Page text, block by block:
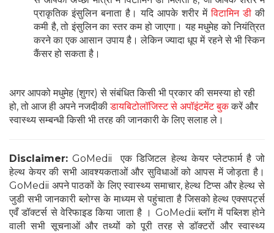
प्राकृतिक इंसुलिन बनाता है। यदि आपके शरीर मेंविटामिन डी की
कमी है, तो इंसुलिन का स्तर कम हो जाएगा। यह मधुमेह को नियंत्रित
करने का एक आसान उपाय है। लेकिन ज्यादा धूप में रहने से भी स्किन
कैंसर हो सकता है।
अगर आपको मधुमेह (शुगर) से संबंधित किसी भी प्रकार की समस्या हो रही
हो, तो आज ही अपने नजदीकीडायबिटोलॉजिस्ट से अपॉइंटमेंट बुककरें और
स्वास्थ्य सम्बन्धी किसी भी तरह की जानकारी के लिए सलाह ले।
Disclaimer: GoMedii एक डिजिटल हेल्थ केयर प्लेटफार्म है जो
हेल्थ केयर की सभी आवश्यकताओं और सुविधाओं को आपस में जोड़ता है।
GoMedii अपने पाठकों के लिए स्वास्थ्य समाचार, हेल्थ टिप्स और हेल्थ से
जुडी सभी जानकारी ब्लोग्स के माध्यम से पहुंचाता है जिसको हेल्थ एक्सपर्ट्स
एवँ डॉक्टर्स से वेरिफाइड किया जाता है । GoMedii ब्लॉग में पब्लिश होने
वाली सभी सूचनाओं और तथ्यों को पूरी तरह से डॉक्टरों और स्वास्थ्य